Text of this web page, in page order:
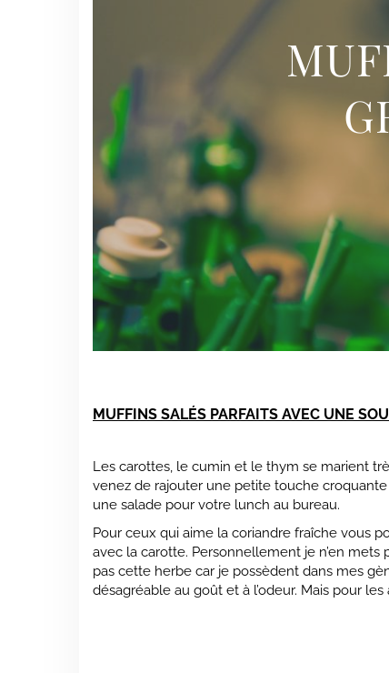
MUFFINS SALÉS PARFAITS AVEC UNE
Les carottes, le cumin et le thym se marient
venez de rajouter une petite touche
une salade pour votre lunch au bureau.
Pour ceux qui aime la coriandre fraîche vous
avec la carotte. Personnellement je n’en
pas cette herbe car je possèdent dans mes
désagréable au goût et à l’odeur. Mais pour